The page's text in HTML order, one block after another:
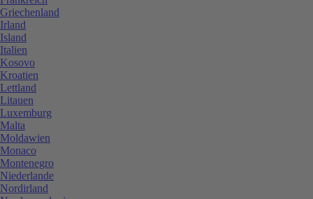
Griechenland
Irland
Island
Italien
Kosovo
Kroatien
Lettland
Litauen
Luxemburg
Malta
Moldawien
Monaco
Montenegro
Niederlande
Nordirland